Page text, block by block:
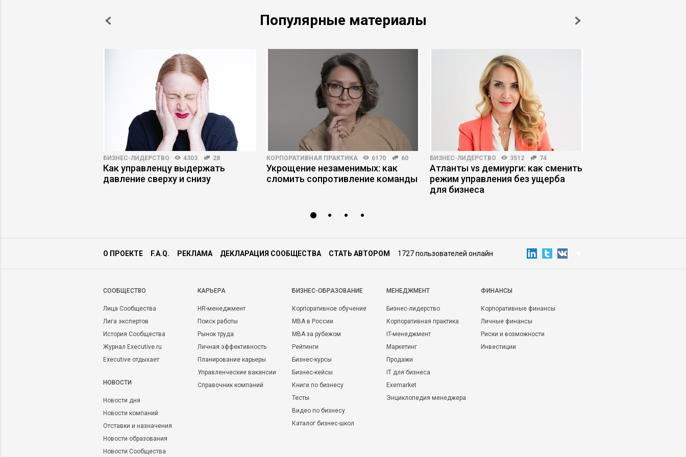
Популярные материалы
БИЗНЕС-ЛИДЕРСТВО 4303 28
Как управленцу выдержать
давление сверху и снизу
КОРПОРАТИВНАЯ ПРАКТИКА 6170 60
Укрощение незаменимых: как
сломить сопротивление команды
БИЗНЕС-ЛИДЕРСТВО 3512 74
Атланты vs демиурги: как сменить
режим управления без ущерба
для бизнеса
О ПРОЕКТЕ F.A.Q. РЕКЛАМА ДЕКЛАРАЦИЯ СООБЩЕСТВА СТАТЬ АВТОРОМ 1727 пользователей онлайн
CООБЩЕСТВО
Лица Сообщества
Лига экспертов
История Сообщества
Журнал Executive.ru
Executive отдыхает
НОВОСТИ
Новости дня
Новости компаний
Отставки и назначения
Новости образования
Новости Сообщества
КАРЬЕРА
HR-менеджмент
Поиск работы
Рынок труда
Личная эффективность
Планирование карьеры
Управленческие вакансии
Справочник компаний
БИЗНЕС-ОБРАЗОВАНИЕ
Корпоративное обучение
MBA в России
MBA за рубежом
Рейтинги
Бизнес-курсы
Бизнес-кейсы
Книги по бизнесу
Тесты
Видео по бизнесу
Каталог бизнес-школ
МЕНЕДЖМЕНТ
Бизнес-лидерство
Корпоративная практика
IT-менеджмент
Маркетинг
Продажи
IT для бизнеса
Exemarket
Энциклопедия менеджера
ФИНАНСЫ
Корпоративные финансы
Личные финансы
Риски и возможности
Инвестиции